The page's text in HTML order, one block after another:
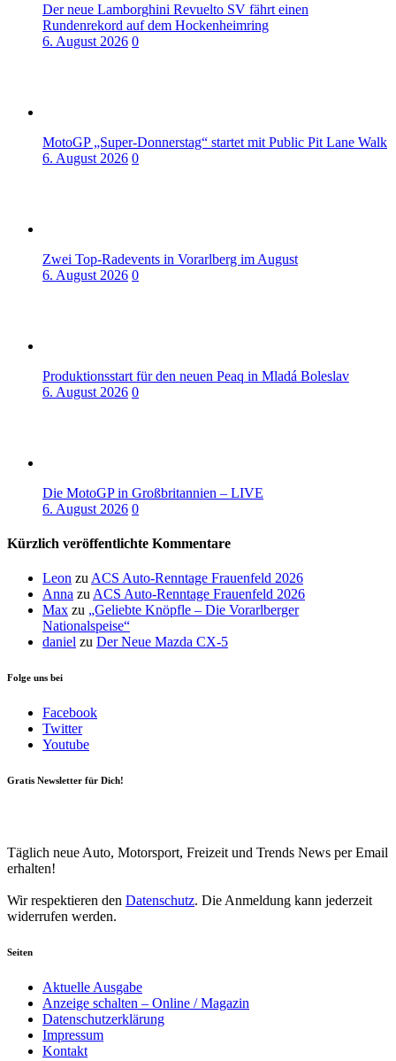
Der neue Lamborghini Revuelto SV fährt einen
Rundenrekord auf dem Hockenheimring
6. August 2026 0
MotoGP „Super-Donnerstag“ startet mit Public Pit Lane Walk
6. August 2026 0
Zwei Top-Radevents in Vorarlberg im August
6. August 2026 0
Produktionsstart für den neuen Peaq in Mladá Boleslav
6. August 2026 0
Die MotoGP in Großbritannien – LIVE
6. August 2026 0
Kürzlich veröffentlichte Kommentare
Leon zu ACS Auto-Renntage Frauenfeld 2026
Anna zu ACS Auto-Renntage Frauenfeld 2026
Max zu „Geliebte Knöpfle – Die Vorarlberger
Nationalspeise“
daniel zu Der Neue Mazda CX-5
Folge uns bei
Facebook
Twitter
Youtube
Gratis Newsletter für Dich!
Täglich neue Auto, Motorsport, Freizeit und Trends News per Email
erhalten!
Wir respektieren den Datenschutz. Die Anmeldung kann jederzeit
widerrufen werden.
Seiten
Aktuelle Ausgabe
Anzeige schalten – Online / Magazin
Datenschutzerklärung
Impressum
Kontakt